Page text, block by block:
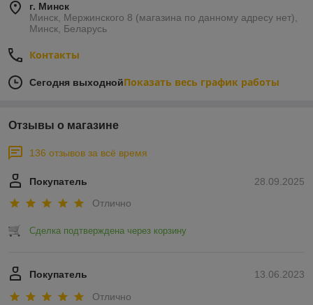
г. Минск
Минск, Мержинского 8 (магазина по данному адресу нет),
Минск, Беларусь
Контакты
Сегодня выходнойПоказать весь график работы
Отзывы о магазине
136 отзывов за всё время
28.09.2025
Покупатель
Отлично
Сделка подтверждена через корзину
13.06.2023
Покупатель
Отлично